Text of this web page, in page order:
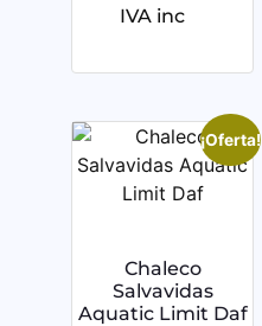
IVA inc
¡Oferta!
Chaleco
Salvavidas
Aquatic Limit Daf